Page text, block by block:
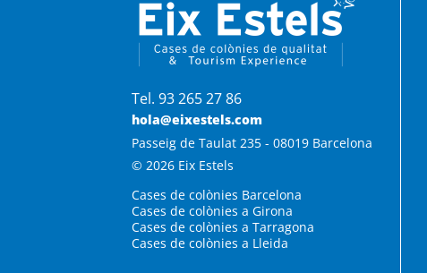
Tel. 93 265 27 86
hola@eixestels.com
Passeig de Taulat 235 - 08019 Barcelona
© 2026 Eix Estels
Cases de colònies Barcelona
Cases de colònies a Girona
Cases de colònies a Tarragona
Cases de colònies a Lleida